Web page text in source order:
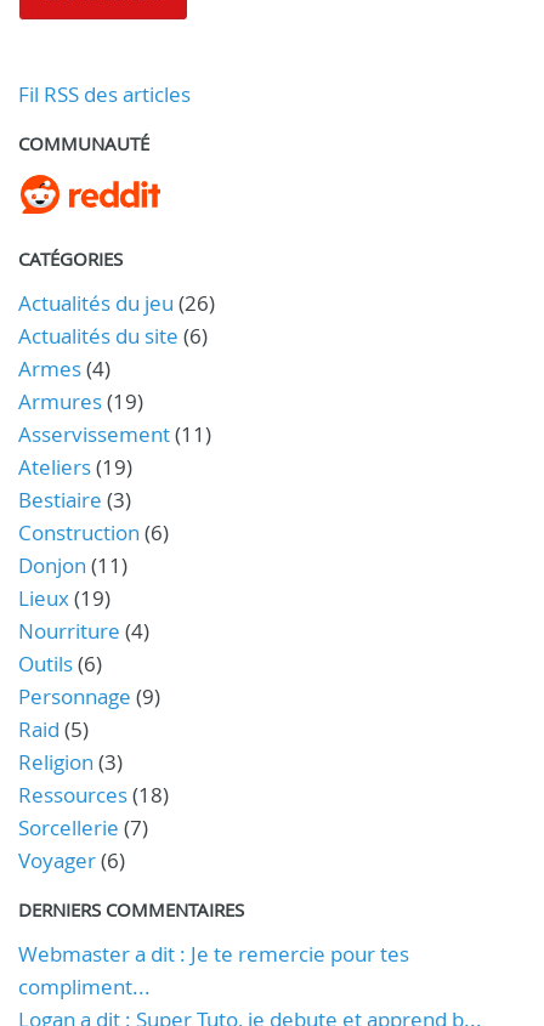
Fil RSS des articles
COMMUNAUTÉ
CATÉGORIES
Actualités du jeu (26)
Actualités du site (6)
Armes(4)
Armures(19)
Asservissement(11)
Ateliers(19)
Bestiaire (3)
Construction (6)
Donjon (11)
Lieux(19)
Nourriture (4)
Outils(6)
Personnage (9)
Raid (5)
Religion (3)
Ressources(18)
Sorcellerie (7)
Voyager(6)
DERNIERS COMMENTAIRES
Webmaster a dit : Je te remercie pour tes
compliment...
Logan a dit : Super Tuto, je debute et apprend b...